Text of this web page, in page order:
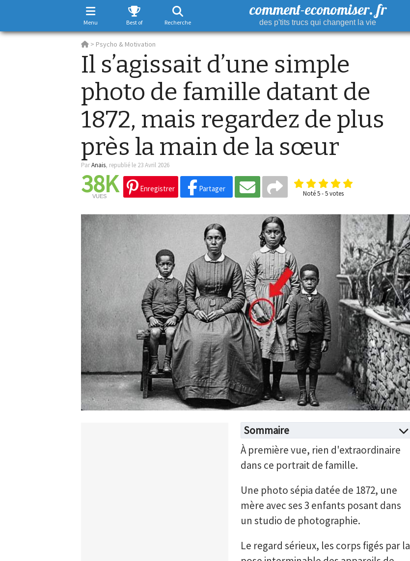
Menu Best of Recherche
comment-economiser. fr
des p'tits trucs qui changent la vie
> Psycho & Motivation
Il s’agissait d’une simple
photo de famille datant de
1872, mais regardez de plus
près la main de la sœur
ParAnais, republié le 23 Avril 2026
38K
VUES
Enregistrer Partager
Noté5-5 votes
Sommaire
À première vue, rien d'extraordinaire
dans ce portrait de famille.
Une photo sépia datée de 1872, une
mère avec ses 3 enfants posant dans
un studio de photographie.
Le regard sérieux, les corps figés par la